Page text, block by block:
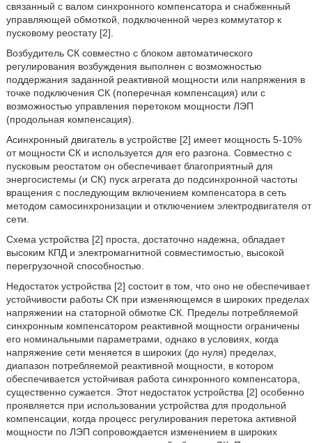
связанный с валом синхронного компенсатора и снабженный
управляющей обмоткой, подключенной через коммутатор к
пусковому реостату [2].
Возбудитель СК совместно с блоком автоматического
регулирования возбуждения выполнен с возможностью
поддержания заданной реактивной мощности или напряжения в
точке подключения СК (поперечная компенсация) или с
возможностью управления перетоком мощности ЛЭП
(продольная компенсация).
Асинхронный двигатель в устройстве [2] имеет мощность 5-10%
от мощности СК и используется для его разгона. Совместно с
пусковым реостатом он обеспечивает благоприятный для
энергосистемы (и СК) пуск агрегата до подсинхронной частоты
вращения с последующим включением компенсатора в сеть
методом самосинхронизации и отключением электродвигателя от
сети.
Схема устройства [2] проста, достаточно надежна, обладает
высоким КПД и электромагнитной совместимостью, высокой
перегрузочной способностью.
Недостаток устройства [2] состоит в том, что оно не обеспечивает
устойчивости работы СК при изменяющемся в широких пределах
напряжении на статорной обмотке СК. Пределы потребляемой
синхронным компенсатором реактивной мощности ограничены
его номинальными параметрами, однако в условиях, когда
напряжение сети меняется в широких (до нуля) пределах,
диапазон потребляемой реактивной мощности, в котором
обеспечивается устойчивая работа синхронного компенсатора,
существенно сужается. Этот недостаток устройства [2] особенно
проявляется при использовании устройства для продольной
компенсации, когда процесс регулирования перетока активной
мощности по ЛЭП сопровождается изменением в широких